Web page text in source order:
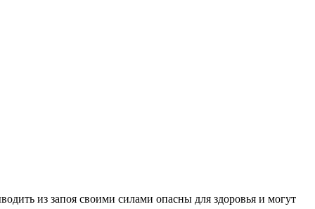
из запоя своими силами опасны для здоровья и могут